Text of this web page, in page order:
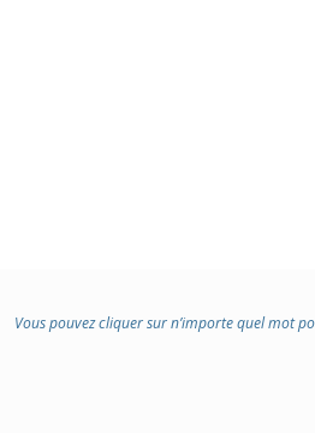
Vous pouvez cliquer sur n’importe quel mot